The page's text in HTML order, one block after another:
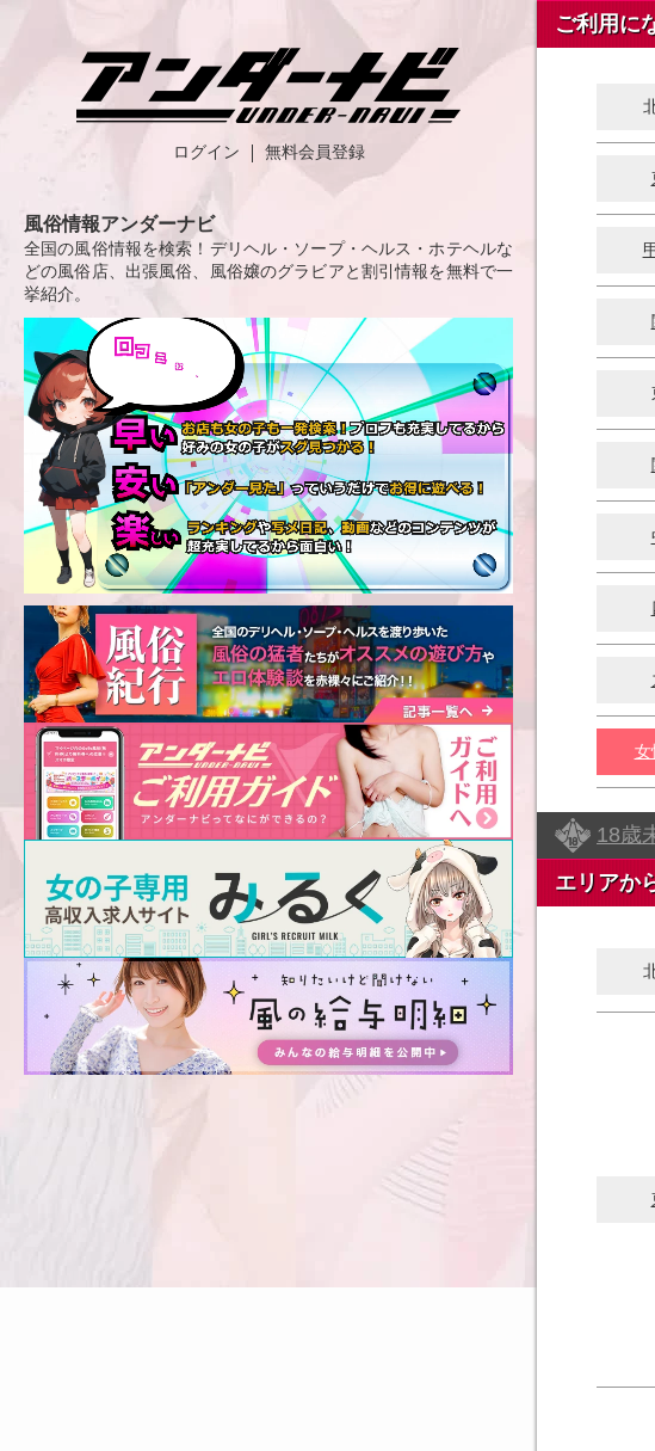
ログイン 無料会員登録
風俗情報アンダーナビ
全国の風俗情報を検索！デリヘル・ソープ・ヘルス・ホテヘルな
どの風俗店、出張風俗、風俗嬢のグラビアと割引情報を無料で一
挙紹介。
ご利用に
女
18歳
エリアか